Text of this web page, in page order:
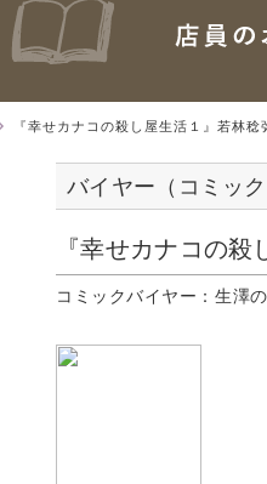
『幸せカナコの殺し屋生活１』若林稔
バイヤー（コミック
『幸せカナコの
コミックバイヤー：生澤